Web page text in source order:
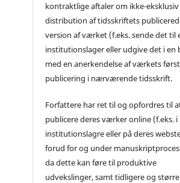
kontraktlige aftaler om ikke-eksklusiv
distribution af tidsskriftets
version af værket (f.eks. sende det til
institutionslager eller udgive det i en
med en anerkendelse af værkets
publicering i nærværende tidsskrift.
Forfattere har ret til og opfordres til
publicere deres værker online (f.eks. i
institutionslagre eller på deres
forud for og under
da dette kan føre til produktive
udvekslinger, samt tidligere og større